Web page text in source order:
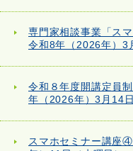
専門家相談事業「ス
令和8年（2026年）3
令和８年度開講定員
年（2026年）3月14
スマホセミナー講座